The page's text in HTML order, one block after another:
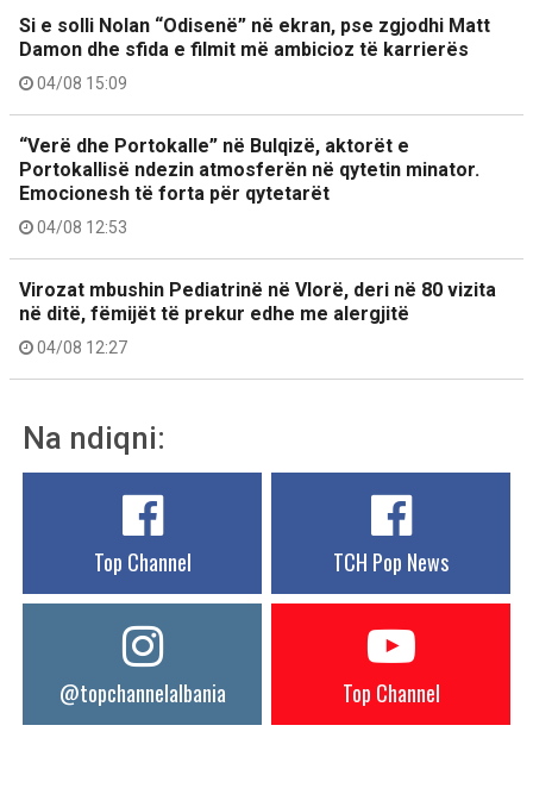
Si e solli Nolan “Odisenë” në ekran, pse zgjodhi Matt
Damon dhe sfida e filmit më ambicioz të karrierës
04/08 15:09
“Verë dhe Portokalle” në Bulqizë, aktorët e
Portokallisë ndezin atmosferën në qytetin minator.
Emocionesh të forta për qytetarët
04/08 12:53
Virozat mbushin Pediatrinë në Vlorë, deri në 80 vizita
në ditë, fëmijët të prekur edhe me alergjitë
04/08 12:27
Na ndiqni:
Top Channel TCH Pop News
@topchannelalbania Top Channel